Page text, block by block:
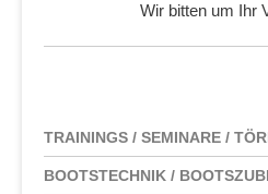
Wir bitten um Ihr
TRAININGS / SEMINARE /
BOOTSTECHNIK /